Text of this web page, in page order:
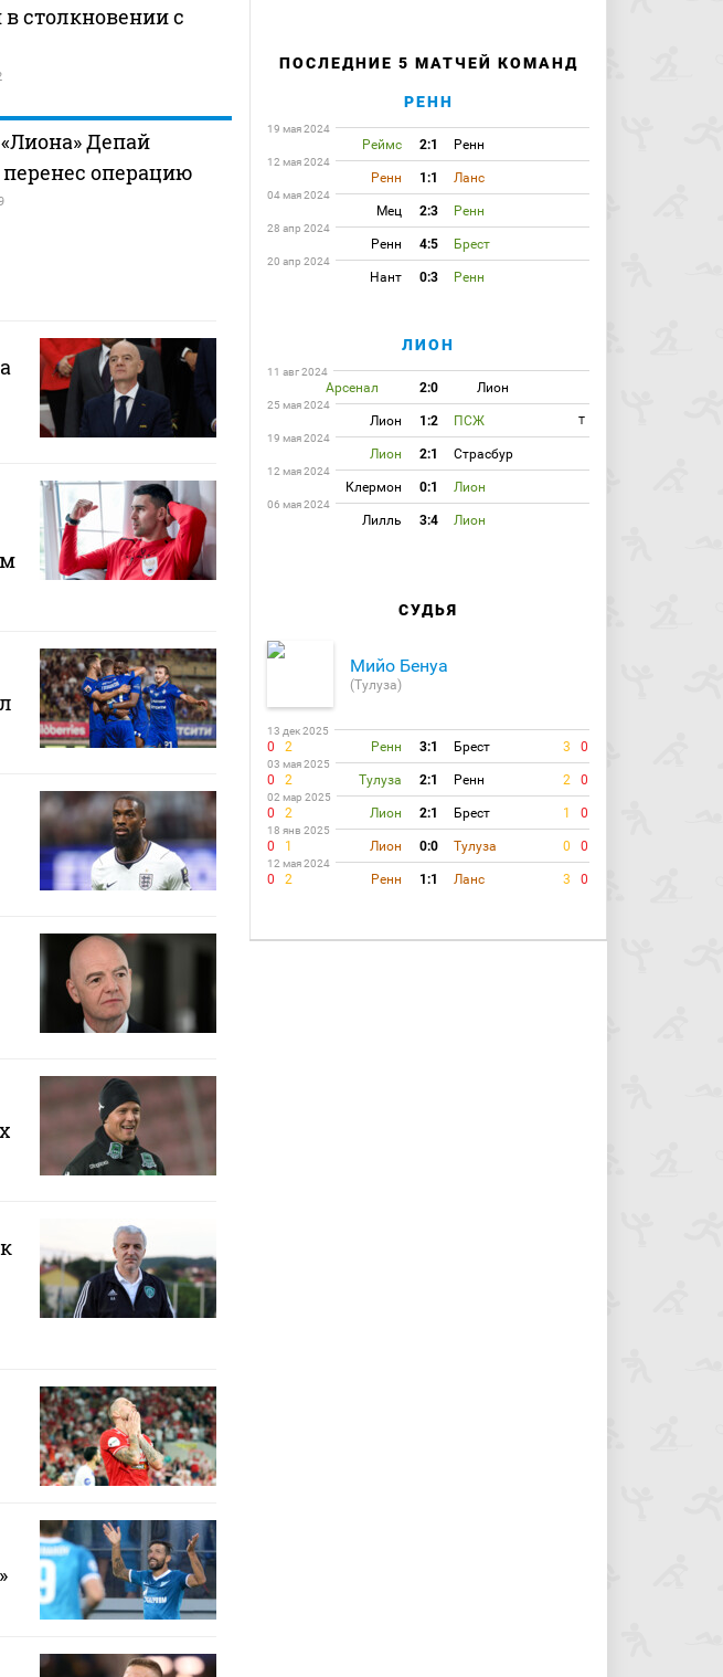
столкновении с
Депай
операцию
ПОСЛЕДНИЕ 5 МАТЧЕЙ КОМАНД
РЕНН
19 мая 2024
Реймс 2:1 Ренн
12 мая 2024
Ренн 1:1 Ланс
04 мая 2024
Мец 2:3 Ренн
28 апр 2024
Ренн 4:5 Брест
20 апр 2024
Нант 0:3 Ренн
ЛИОН
11 авг 2024
Арсенал 2:0 Лион
25 мая 2024
Лион 1:2 ПСЖ
T
19 мая 2024
Лион 2:1 Страсбур
12 мая 2024
Клермон 0:1 Лион
06 мая 2024
Лилль 3:4 Лион
СУДЬЯ
Мийо Бенуа
(Тулуза)
13 дек 2025
0 2 Ренн 3:1 Брест 3 0
03 мая 2025
0 2 Тулуза 2:1 Ренн 2 0
02 мар 2025
0 2 Лион 2:1 Брест 1 0
18 янв 2025
0 1 Лион 0:0 Тулуза 0 0
12 мая 2024
0 2 Ренн 1:1 Ланс 3 0